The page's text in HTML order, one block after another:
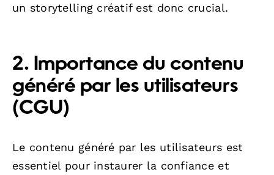
un storytelling créatif est donc crucial.
2. Importance du contenu
généré par les utilisateurs
(CGU)
Le contenu généré par les utilisateurs est
essentiel pour instaurer la confiance et